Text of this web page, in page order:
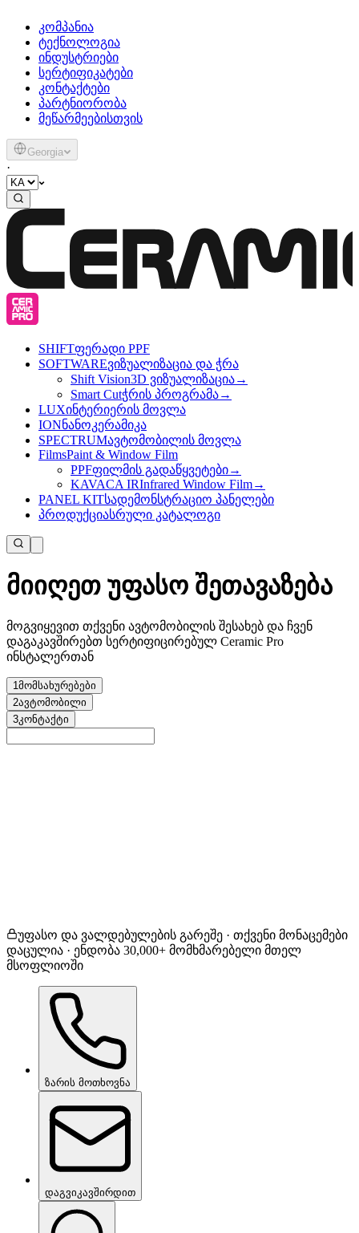
კომპანია
ტექნოლოგია
ინდუსტრიები
სერტიფიკატები
კონტაქტები
პარტნიორობა
მეწარმეებისთვის
Georgia
·
SHIFTფერადი PPF
SOFTWAREვიზუალიზაცია და ჭრა
Shift Vision3D ვიზუალიზაცია→
Smart Cutჭრის პროგრამა→
LUXინტერიერის მოვლა
IONნანოკერამიკა
SPECTRUMავტომობილის მოვლა
FilmsPaint & Window Film
PPFფილმის გადაწყვეტები→
KAVACA IRInfrared Window Film→
PANEL KITსადემონსტრაციო პანელები
პროდუქციასრული კატალოგი
მიიღეთ უფასო შეთავაზება
მოგვიყევით თქვენი ავტომობილის შესახებ და ჩვენ
დაგაკავშირებთ სერტიფიცირებულ Ceramic Pro
ინსტალერთან
1მომსახურებები
2ავტომობილი
3კონტაქტი
უფასო და ვალდებულების გარეშე · თქვენი მონაცემები
დაცულია · ენდობა 30,000+ მომხმარებელი მთელ
მსოფლიოში
ზარის მოთხოვნა
დაგვიკავშირდით